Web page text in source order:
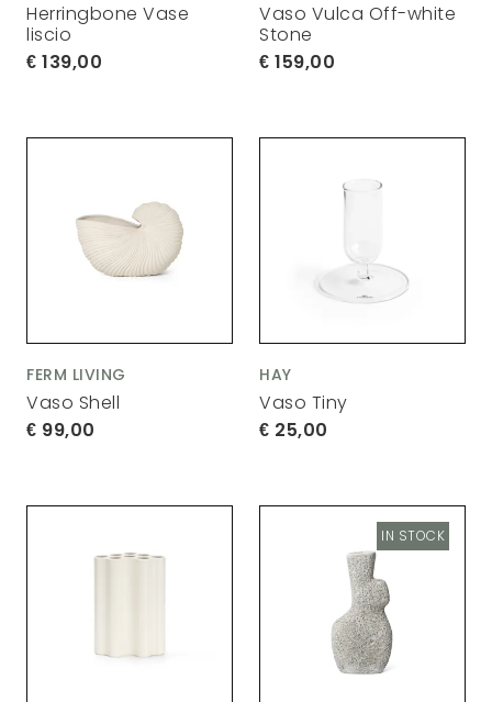
Herringbone Vase
liscio
139,00
Vaso Vulca Off-white
Stone
159,00
FERM LIVING
Vaso Shell
99,00
HAY
Vaso Tiny
25,00
IN STOCK